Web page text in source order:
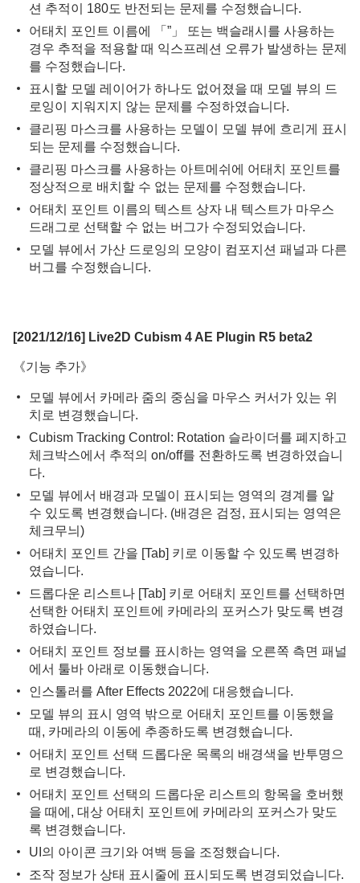
션 추적이 180도 반전되는 문제를 수정했습니다.
어태치 포인트 이름에 「”」 또는 백슬래시를 사용하는
경우 추적을 적용할 때 익스프레션 오류가 발생하는 문제
를 수정했습니다.
표시할 모델 레이어가 하나도 없어졌을 때 모델 뷰의 드
로잉이 지워지지 않는 문제를 수정하였습니다.
클리핑 마스크를 사용하는 모델이 모델 뷰에 흐리게 표시
되는 문제를 수정했습니다.
클리핑 마스크를 사용하는 아트메쉬에 어태치 포인트를
정상적으로 배치할 수 없는 문제를 수정했습니다.
어태치 포인트 이름의 텍스트 상자 내 텍스트가 마우스
드래그로 선택할 수 없는 버그가 수정되었습니다.
모델 뷰에서 가산 드로잉의 모양이 컴포지션 패널과 다른
버그를 수정했습니다.
[2021/12/16] Live2D Cubism 4 AE Plugin R5 beta2
《기능 추가》
모델 뷰에서 카메라 줌의 중심을 마우스 커서가 있는 위
치로 변경했습니다.
Cubism Tracking Control: Rotation 슬라이더를 폐지하고
체크박스에서 추적의 on/off를 전환하도록 변경하였습니
다.
모델 뷰에서 배경과 모델이 표시되는 영역의 경계를 알
수 있도록 변경했습니다. (배경은 검정, 표시되는 영역은
체크무늬)
어태치 포인트 간을 [Tab] 키로 이동할 수 있도록 변경하
였습니다.
드롭다운 리스트나 [Tab] 키로 어태치 포인트를 선택하면
선택한 어태치 포인트에 카메라의 포커스가 맞도록 변경
하였습니다.
어태치 포인트 정보를 표시하는 영역을 오른쪽 측면 패널
에서 툴바 아래로 이동했습니다.
인스톨러를 After Effects 2022에 대응했습니다.
모델 뷰의 표시 영역 밖으로 어태치 포인트를 이동했을
때, 카메라의 이동에 추종하도록 변경했습니다.
어태치 포인트 선택 드롭다운 목록의 배경색을 반투명으
로 변경했습니다.
어태치 포인트 선택의 드롭다운 리스트의 항목을 호버했
을 때에, 대상 어태치 포인트에 카메라의 포커스가 맞도
록 변경했습니다.
UI의 아이콘 크기와 여백 등을 조정했습니다.
조작 정보가 상태 표시줄에 표시되도록 변경되었습니다.